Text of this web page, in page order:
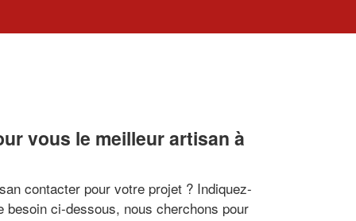
vous le meilleur artisan à
contacter pour votre projet ? Indiquez-
besoin ci-dessous, nous cherchons pour